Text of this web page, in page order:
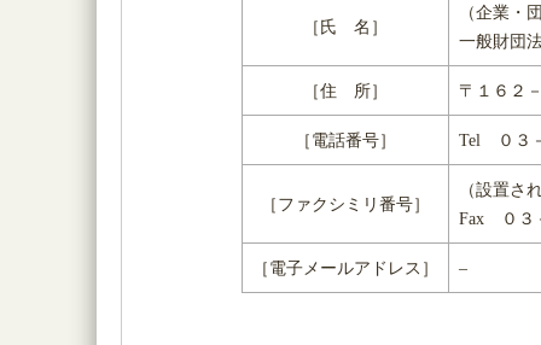
［氏 名］
（企業・
一般財団
［住 所］ 〒１６２
［電話番号］ Tel ０３
［ファクシミリ番号］
（設置さ
Fax ０３
［電子メールアドレス］ –